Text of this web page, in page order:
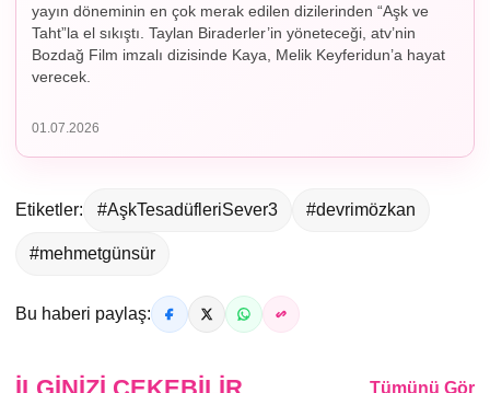
yayın döneminin en çok merak edilen dizilerinden “Aşk ve
Taht”la el sıkıştı. Taylan Biraderler’in yöneteceği, atv’nin
Bozdağ Film imzalı dizisinde Kaya, Melik Keyferidun’a hayat
verecek.
01.07.2026
Etiketler: #AşkTesadüfleriSever3 #devrimözkan
#mehmetgünsür
Bu haberi paylaş:
Tümünü Gör